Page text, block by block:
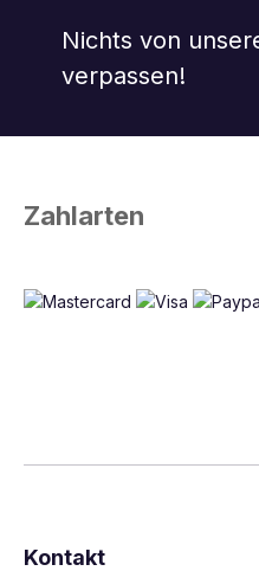
Nichts von
verpassen!
Zahlarten
Kontakt